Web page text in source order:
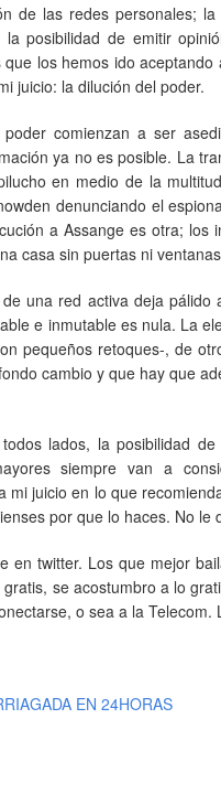
de las redes personales;
posibilidad de emitir
los hemos ido
juicio: la dilución del poder.
comienzan a ser
ya no es posible. La
en medio de la
denunciando el
a Assange es otra;
casa sin puertas ni
una red activa deja
e inmutable es nula. La
pequeños retoques-, de
cambio y que hay que
lados, la posibilidad
siempre van a
mi juicio en lo que
por que lo haces. No
en twitter. Los que mejor
se acostumbro a lo
o sea a la
EN 24HORAS